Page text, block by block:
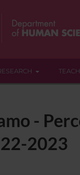
-
2023